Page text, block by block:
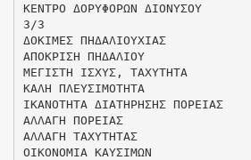
ΚΕΝΤΡΟ ΔΟΡΥΦΟΡΩΝ ΔΙΟΝΥΣΟΥ
3/3
ΔΟΚΙΜΕΣ ΠΗΔΑΛΙΟΥΧΙΑΣ
ΑΠΟΚΡΙΣΗ ΠΗΔΑΛΙΟΥ
ΜΕΓΙΣΤΗ ΙΣΧΥΣ, ΤΑΧΥΤΗΤΑ
ΚΑΛΗ ΠΛΕΥΣΙΜΟΤΗΤΑ
ΙΚΑΝΟΤΗΤΑ ΔΙΑΤΗΡΗΣΗΣ ΠΟΡΕΙΑΣ
ΑΛΛΑΓΗ ΠΟΡΕΙΑΣ
ΑΛΛΑΓΗ ΤΑΧΥΤΗΤΑΣ
ΟΙΚΟΝΟΜΙΑ ΚΑΥΣΙΜΩΝ